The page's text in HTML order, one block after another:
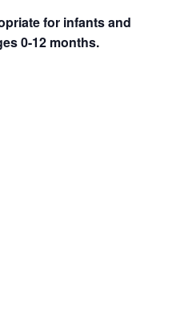
for infants and
0-12 months.